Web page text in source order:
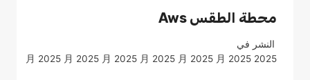
محطة الطقس Aws
النشر في
2025 月 2025 月 2025 月 2025 月 2025 月 2025 月 2025